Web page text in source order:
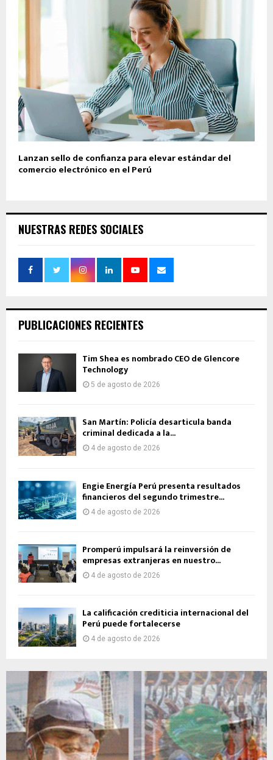
Lanzan sello de confianza para elevar estándar del
comercio electrónico en el Perú
NUESTRAS REDES SOCIALES
PUBLICACIONES RECIENTES
Tim Shea es nombrado CEO de Glencore
Technology
5 de agosto de 2026
San Martín: Policía desarticula banda
criminal dedicada a la...
4 de agosto de 2026
Engie Energía Perú presenta resultados
financieros del segundo trimestre...
4 de agosto de 2026
Promperú impulsará la reinversión de
empresas extranjeras en nuestro...
4 de agosto de 2026
La calificación crediticia internacional del
Perú puede fortalecerse
4 de agosto de 2026